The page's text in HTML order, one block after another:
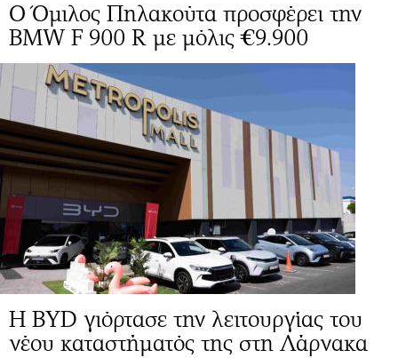
O Όμιλος Πηλακούτα προσφέρει την
BMW F 900 R με μόλις €9.900
Η BYD γιόρτασε την λειτουργίας του
νέου καταστήματός της στη Λάρνακα